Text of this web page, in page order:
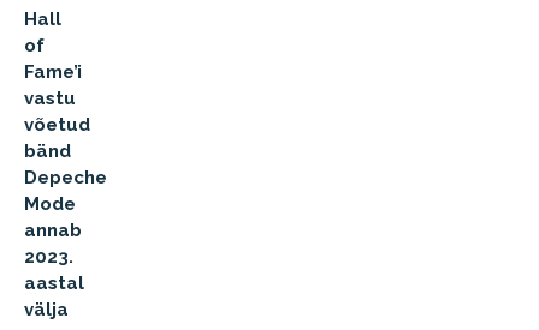
Hall
of
Fame’i
vastu
võetud
bänd
Depeche
Mode
annab
2023.
aastal
välja